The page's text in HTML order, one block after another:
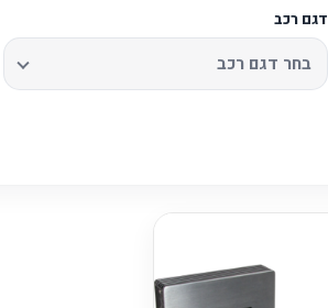
דגם רכב